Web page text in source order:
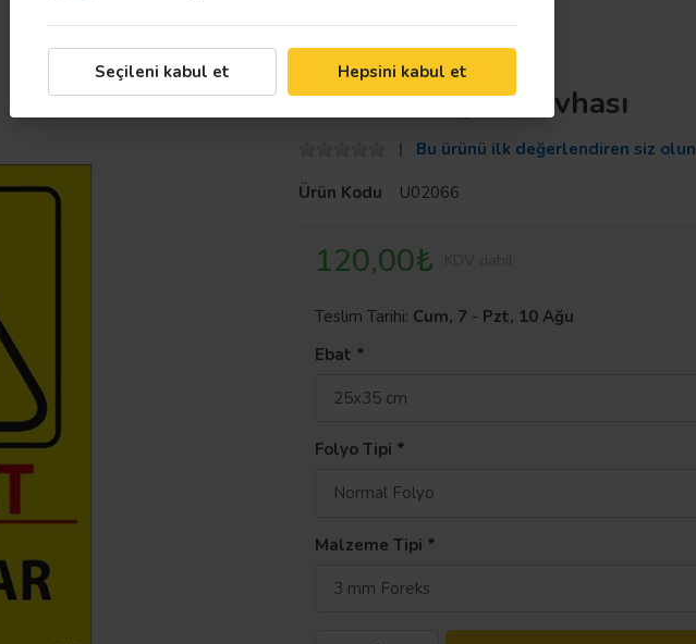
Taroks
Arıza Var Uyarı Levhası
Bu ürünü ilk değerlendiren siz olun
Ürün Kodu
U02066
120,00₺
Teslim Tarihi: Cum, 7 - Pzt, 10 Ağu
Ebat
25x35 cm
Folyo Tipi
Normal Folyo
Malzeme Tipi
3 mm Foreks
Seçileni kabul et Hepsini kabul et